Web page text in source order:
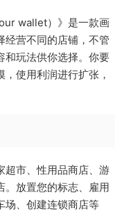
wallet）》是一款画
经营不同的店铺，不管
和玩法供你选择。你要
使用利润进行扩张，
超市、性用品商店、游
。放置您的标志、雇用
场、创建连锁商店等